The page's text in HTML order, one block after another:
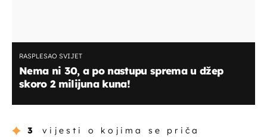
RASPLESAO SVIJET
Nema ni 30, a po nastupu sprema u džep
skoro 2 milijuna kuna!
3 vijesti o kojima se priča